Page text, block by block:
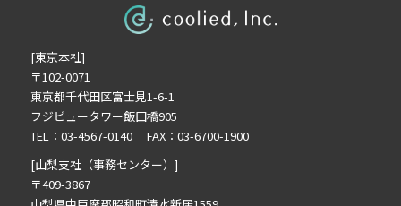
ー
シ
ョ
[東京本社]
〒102-0071
東京都千代田区富士見1-6-1
フジビュータワー飯田橋905
TEL：03-4567-0140 FAX：03-6700-1900
[山梨支社（事務センター）]
〒409-3867